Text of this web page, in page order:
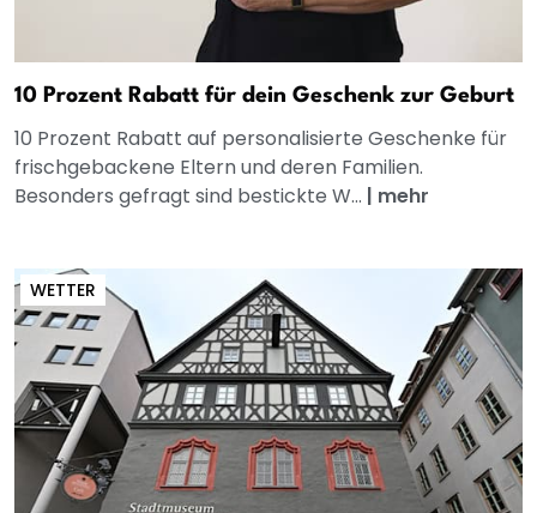
10 Prozent Rabatt für dein Geschenk zur Geburt
10 Prozent Rabatt auf personalisierte Geschenke für
frischgebackene Eltern und deren Familien.
Besonders gefragt sind bestickte W... | mehr
WETTER